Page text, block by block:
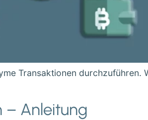
Transaktionen durchzuführen.
– Anleitung